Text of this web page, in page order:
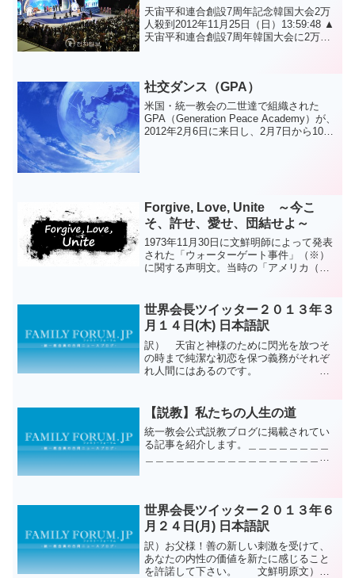
天宙平和連合創設7周年記念韓国大会2万
人殺到2012年11月25日（日）13:59:48 ▲
天宙平和連合創設7周年韓国大会に2万人
社交ダンス（GPA）
米国・統一教会の二世達で組織された
GPA（Generation Peace Academy）が、
2012年2月6日に来日し、2月7日から10日
Forgive, Love, Unite ～今こ
そ、許せ、愛せ、団結せよ～
1973年11月30日に文鮮明師によって発表
された「ウォーターゲート事件」（※）
に関する声明文。当時の「アメリカ（国
に置き換えてみました。（※）1972年6
月、ウォーター...
世界会長ツイッター２０１３年３
月１４日(木) 日本語訳
訳） 天宙と神様のために閃光を放つそ
の時まで純潔な初恋を保つ義務がそれぞ
れ人間にはあるのです。
【説教】私たちの人生の道
統一教会公式説教ブログに掲載されてい
る記事を紹介します。＿＿＿＿＿＿＿＿
＿＿＿＿＿＿＿＿＿＿＿＿＿＿＿＿＿＿
は一番根本...
世界会長ツイッター２０１３年６
月２４日(月) 日本語訳
訳）お父様！善の新しい刺激を受けて、
あなたの内性の価値を新たに感じること
を許諾して下さい。 文鮮明原文）